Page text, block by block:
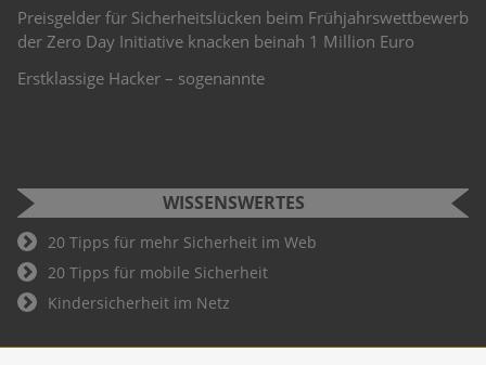
Schüler und Studenten können bei der Cyber Security
Challenge teilnehmen. Wer hier als Gewinner hervorgeht, ist
WISSENSWERTES
20 Tipps für mehr Sicherheit im Web
20 Tipps für mobile Sicherheit
Kindersicherheit im Netz